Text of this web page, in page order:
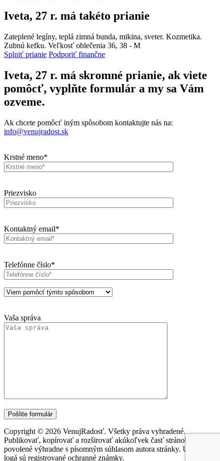
Iveta, 27 r. má takéto prianie
Zateplené legíny, teplá zimná bunda, mikina, sveter. Kozmetika.
Zubnú kefku. Veľkosť oblečenia 36, 38 - M
Splniť prianie Podporiť finančne
Iveta, 27 r. má skromné prianie, ak viete
pomôcť, vyplňte formulár a my sa Vám
ozveme.
Ak chcete pomôcť iným spôsobom kontaktujte nás na:
info@venujradost.sk
Krstné meno*
Priezvisko
Kontaktný email*
Telefónne číslo*
Vaša správa
Copyright © 2026 VenujRadosť. Všetky práva vyhradené.
Publikovať, kopírovať a rozširovať akúkoľvek časť stránok je
povolené výhradne s písomným súhlasom autora stránky. Uvedené
logá sú registrované ochranné známky.